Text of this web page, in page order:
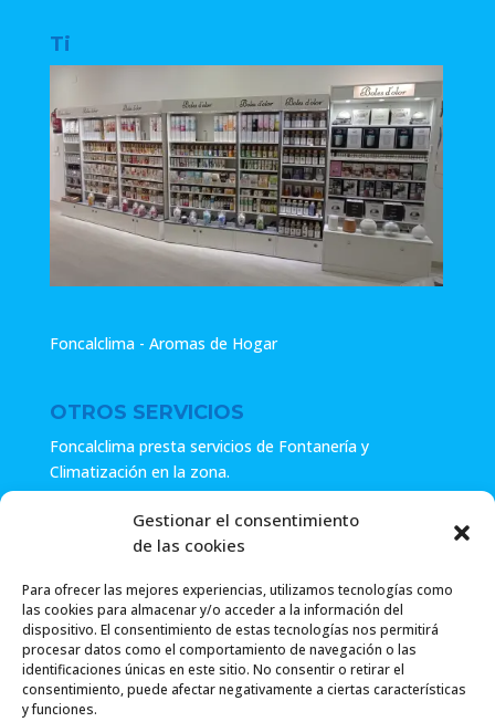
Gestionar el consentimiento
de las cookies
Para ofrecer las mejores experiencias, utilizamos tecnologías como
las cookies para almacenar y/o acceder a la información del
dispositivo. El consentimiento de estas tecnologías nos permitirá
procesar datos como el comportamiento de navegación o las
identificaciones únicas en este sitio. No consentir o retirar el
consentimiento, puede afectar negativamente a ciertas características
y funciones.
Ti
Foncalclima - Aromas de Hogar
OTROS SERVICIOS
Foncalclima presta servicios de Fontanería y
Climatización en la zona.
Especialistas en sistemas de Osmosis.
Pide presupuesto sin compromiso o llámanos y haz tu